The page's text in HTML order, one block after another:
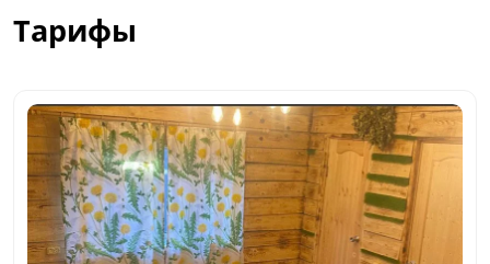
Тарифы